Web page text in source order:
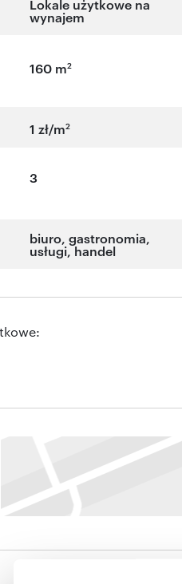
Lokale użytkowe na
wynajem
160 m2
1 zł/m2
3
biuro,gastronomia,
usługi,handel